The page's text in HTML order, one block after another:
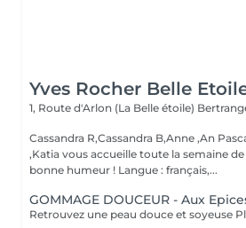
Yves Rocher Belle
1, Route d'Arlon (La Belle étoile)
Cassandra R,Cassandra B,Anne ,An
,Katia vous accueille toute la semaine
bonne humeur ! Langue : français,...
GOMMAGE DOUCEUR - Aux